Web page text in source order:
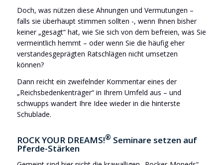
Doch, was nützen diese Ahnungen und Vermutungen –
falls sie überhaupt stimmen sollten -, wenn Ihnen bisher
keiner „gesagt“ hat, wie Sie sich von dem befreien, was Sie
vermeintlich hemmt – oder wenn Sie die häufig eher
verstandesgeprägten Ratschlägen nicht umsetzen
können?
Dann reicht ein zweifelnder Kommentar eines der
„Reichsbedenkenträger“ in Ihrem Umfeld aus – und
schwupps wandert Ihre Idee wieder in die hinterste
Schublade.
ROCK YOUR DREAMS!® Seminare setzen auf
Pferde-Stärken